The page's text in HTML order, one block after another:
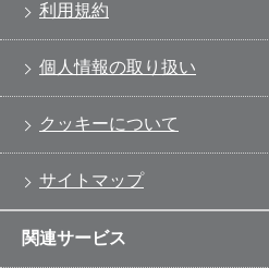
利用規約
個人情報の取り扱い
クッキーについて
サイトマップ
関連サービス